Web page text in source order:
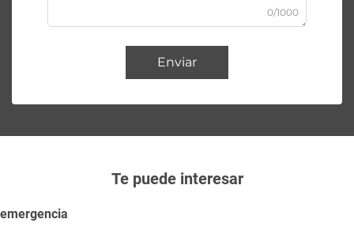
0/1000
Enviar
Te puede interesar
emergencia